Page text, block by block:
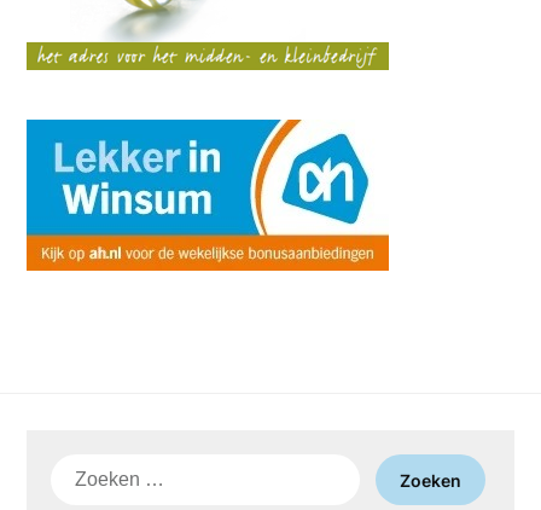
Zoeken